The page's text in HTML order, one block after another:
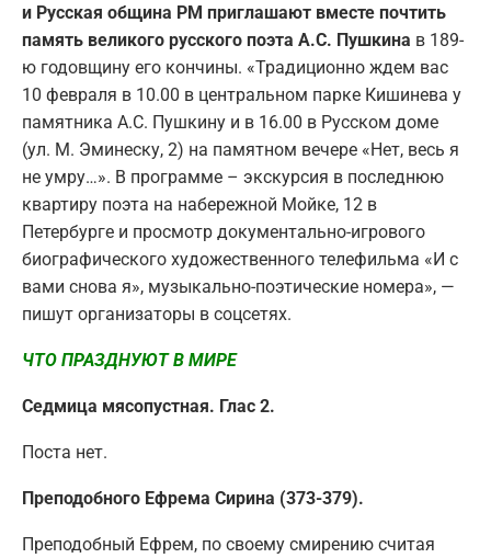
и Русская община РМ приглашают вместе почтить
память великого русского поэта А.С. Пушкина в 189-
ю годовщину его кончины. «Традиционно ждем вас
10 февраля в 10.00 в центральном парке Кишинева у
памятника А.С. Пушкину и в 16.00 в Русском доме
(ул. М. Эминеску, 2) на памятном вечере «Нет, весь я
не умру…». В программе – экскурсия в последнюю
квартиру поэта на набережной Мойке, 12 в
Петербурге и просмотр документально-игрового
биографического художественного телефильма «И с
вами снова я», музыкально-поэтические номера», —
пишут организаторы в соцсетях.
ЧТО ПРАЗДНУЮТ В МИРЕ
Седмица мясопустная. Глас 2.
Поста нет.
Преподобного Ефрема Сирина (373-379).
Преподобный Ефрем, по своему смирению считая